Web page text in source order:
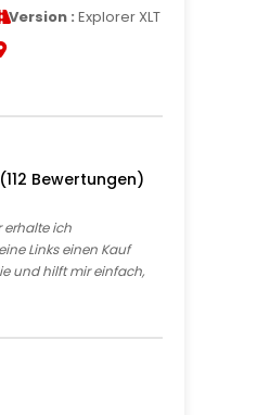
Version : Explorer XLT
Bewertungen)
erhalte ich
Links einen Kauf
und hilft mir einfach,